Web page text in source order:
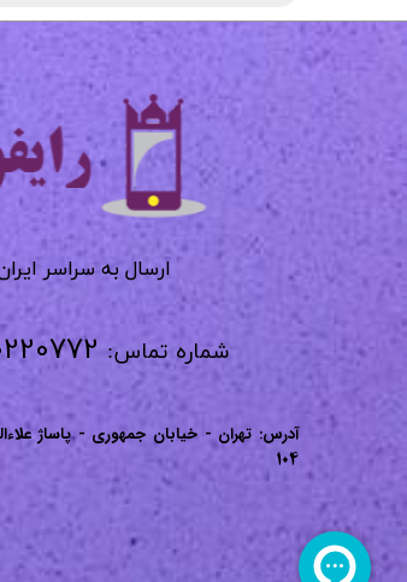
​​​​​​ارسال به سراسر
شماره تماس:
آدرس: تهران - خیابان جمهوری - پاساژ
104